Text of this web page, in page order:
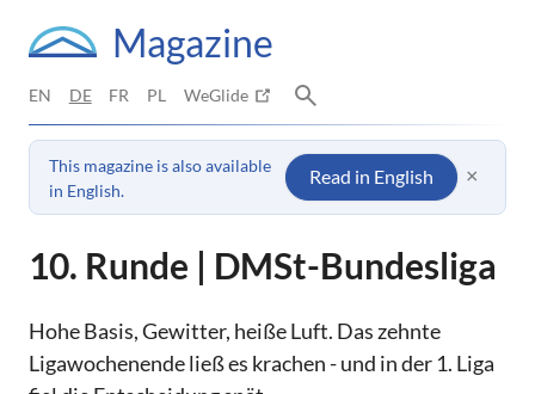
Magazine
EN DE FR PL WeGlide
This magazine is also available
in English.
Read in English ×
10. Runde | DMSt-Bundesliga
Hohe Basis, Gewitter, heiße Luft. Das zehnte
Ligawochenende ließ es krachen - und in der 1. Liga